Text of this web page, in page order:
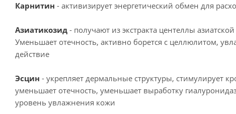
Карнитин - активизирует энергетический обмен для
Азиатикозид - получают из экстракта центеллы
Уменьшает отечность, активно борется с целлюлитом,
действие
Эсцин - укрепляет дермальные структуры, стимулирует
уменьшает отечность, уменьшает выработку
уровень увлажнения кожи